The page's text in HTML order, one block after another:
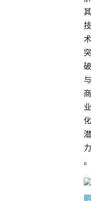
其
技
术
突
破
与
商
业
化
潜
力
。